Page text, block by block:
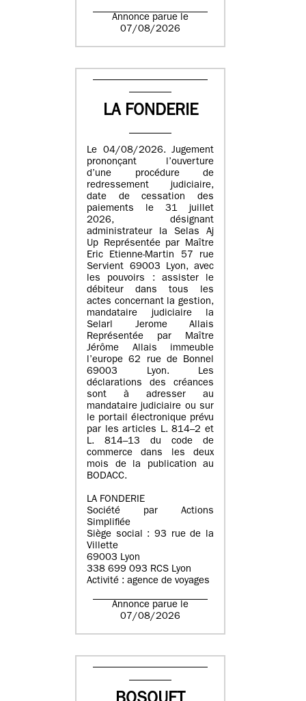
Annonce parue le
07/08/2026
LA FONDERIE
Le 04/08/2026. Jugement
prononçant l’ouverture
d’une procédure de
redressement judiciaire,
date de cessation des
paiements le 31 juillet
2026, désignant
administrateur la Selas Aj
Up Représentée par Maître
Eric Etienne-Martin 57 rue
Servient 69003 Lyon, avec
les pouvoirs : assister le
débiteur dans tous les
actes concernant la gestion,
mandataire judiciaire la
Selarl Jerome Allais
Représentée par Maître
Jérôme Allais immeuble
l’europe 62 rue de Bonnel
69003 Lyon. Les
déclarations des créances
sont à adresser au
mandataire judiciaire ou sur
le portail électronique prévu
par les articles L. 814–2 et
L. 814–13 du code de
commerce dans les deux
mois de la publication au
BODACC.
LA FONDERIE
Société par Actions
Simplifiée
Siège social : 93 rue de la
Villette
69003 Lyon
338 699 093 RCS Lyon
Activité : agence de voyages
Annonce parue le
07/08/2026